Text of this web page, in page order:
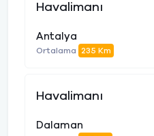
Havalimanı
Antalya
Ortalama 235 Km
Havalimanı
Dalaman